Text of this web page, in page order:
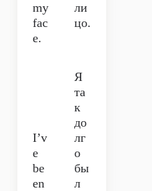
my
fac
e.
ли
цо.
I’v
e
be
en
Я
та
к
до
лг
о
бы
л